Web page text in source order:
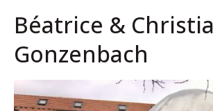
Béatrice &
Gonzenbach